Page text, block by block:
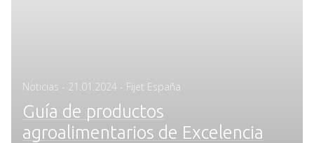
Noticias - Posted
on
21.01.2024 - Fijet España
Guía de productos
agroalimentarios de Excelencia